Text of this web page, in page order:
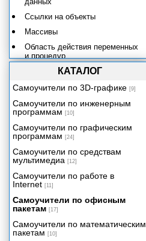
Ссылки на объекты
Массивы
Область действия переменных
и процедур
Управляющие конструкции
Объектные модели Microsoft
Access 2002. Основные
понятия.
Объектные модели Microsoft
Office 2002
Объектная модель Microsoft
Access 2002
Объектные модели доступа к
данным. Объектная модель
Microsoft DAO 3.6.
Модель объектов ActiveX для
управления данными
Объектная модель Visual Basic
для приложений
КАТАЛОГ
Самоучители по 3D-графике [9]
Самоучители по инженерным
программам [10]
Самоучители по графическим
программам [24]
Самоучители по средствам
мультимедиа [12]
Самоучители по работе в
Internet [11]
Самоучители по офисным
пакетам [17]
Самоучители по математическим
пакетам [10]